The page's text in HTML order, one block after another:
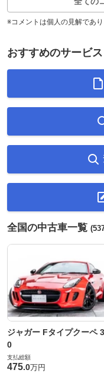
※コメントは個人の見解であ
おすすめのサービス
全国の中古車一覧
ジャガー Fタイプクーペ
0
支払総額
475.0万円